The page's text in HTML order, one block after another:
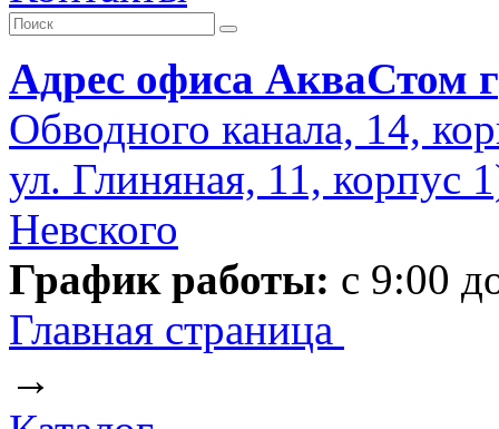
Адрес офиса АкваСтом
Обводного канала, 14,
ул. Глиняная, 11, корпус
Невского
График работы: с 9:00
Главная страница
→